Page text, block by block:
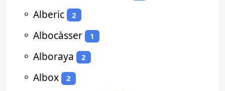
⚬ Alberic 2
⚬ Albocàsser 1
⚬ Alboraya 2
⚬ Albox 2